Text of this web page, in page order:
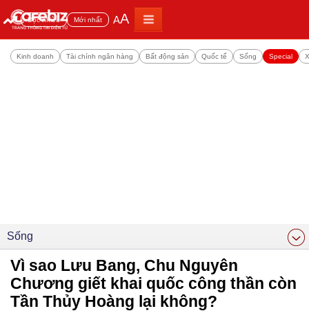
Đọc nhiều Mới nhất AA
Kinh doanh Tài chính ngân hàng Bất động sản Quốc tế Sống Special
Sống
Vì sao Lưu Bang, Chu Nguyên
Chương giết khai quốc công thần còn
Tần Thủy Hoàng lại không?